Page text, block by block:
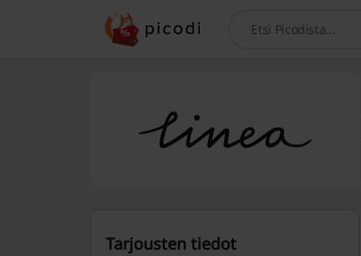
Hae
Tarjousten tiedot